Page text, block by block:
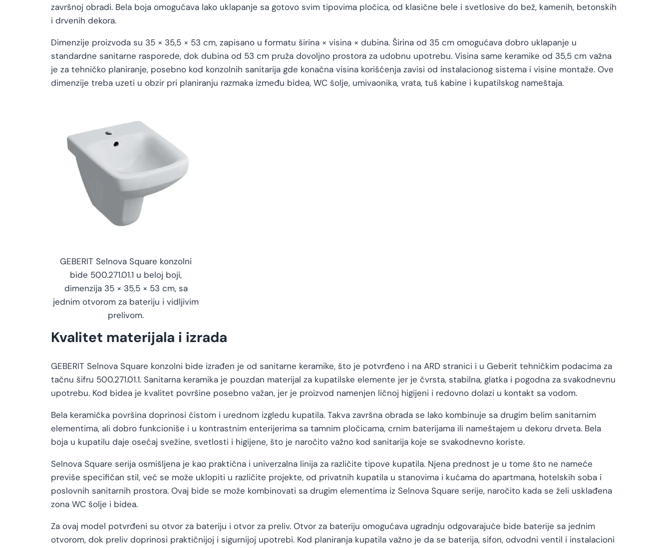
završnoj obradi. Bela boja omogućava lako uklapanje sa gotovo svim tipovima pločica, od klasične bele i svetlosive do bež, kamenih, betonskih
i drvenih dekora.
Dimenzije proizvoda su 35 × 35,5 × 53 cm, zapisano u formatu širina × visina × dubina. Širina od 35 cm omogućava dobro uklapanje u
standardne sanitarne rasporede, dok dubina od 53 cm pruža dovoljno prostora za udobnu upotrebu. Visina same keramike od 35,5 cm važna
je za tehničko planiranje, posebno kod konzolnih sanitarija gde konačna visina korišćenja zavisi od instalacionog sistema i visine montaže. Ove
dimenzije treba uzeti u obzir pri planiranju razmaka između bidea, WC šolje, umivaonika, vrata, tuš kabine i kupatilskog nameštaja.
GEBERIT Selnova Square konzolni
bide 500.271.01.1 u beloj boji,
dimenzija 35 × 35,5 × 53 cm, sa
jednim otvorom za bateriju i vidljivim
prelivom.
Kvalitet materijala i izrada
GEBERIT Selnova Square konzolni bide izrađen je od sanitarne keramike, što je potvrđeno i na ARD stranici i u Geberit tehničkim podacima za
tačnu šifru 500.271.01.1. Sanitarna keramika je pouzdan materijal za kupatilske elemente jer je čvrsta, stabilna, glatka i pogodna za svakodnevnu
upotrebu. Kod bidea je kvalitet površine posebno važan, jer je proizvod namenjen ličnoj higijeni i redovno dolazi u kontakt sa vodom.
Bela keramička površina doprinosi čistom i urednom izgledu kupatila. Takva završna obrada se lako kombinuje sa drugim belim sanitarnim
elementima, ali dobro funkcioniše i u kontrastnim enterijerima sa tamnim pločicama, crnim baterijama ili nameštajem u dekoru drveta. Bela
boja u kupatilu daje osećaj svežine, svetlosti i higijene, što je naročito važno kod sanitarija koje se svakodnevno koriste.
Selnova Square serija osmišljena je kao praktična i univerzalna linija za različite tipove kupatila. Njena prednost je u tome što ne nameće
previše specifičan stil, već se može uklopiti u različite projekte, od privatnih kupatila u stanovima i kućama do apartmana, hotelskih soba i
poslovnih sanitarnih prostora. Ovaj bide se može kombinovati sa drugim elementima iz Selnova Square serije, naročito kada se želi usklađena
zona WC šolje i bidea.
Za ovaj model potvrđeni su otvor za bateriju i otvor za preliv. Otvor za bateriju omogućava ugradnju odgovarajuće bide baterije sa jednim
otvorom, dok preliv doprinosi praktičnijoj i sigurnijoj upotrebi. Kod planiranja kupatila važno je da se baterija, sifon, odvodni ventil i instalacioni